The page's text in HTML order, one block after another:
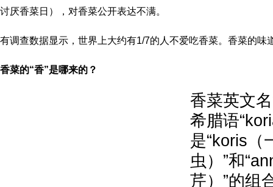
讨厌香菜日），对香菜公开表达不满。
有调查数据显示，世界上大约有1/7的人不爱吃香菜。香菜的味
香菜的“香”是哪来的？
香菜英文
希腊语
是“koris（
虫）”和
芹）”的组